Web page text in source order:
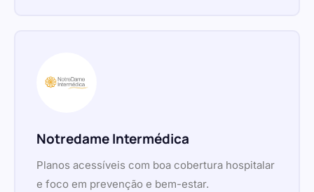
Notredame Intermédica
Planos acessíveis com boa cobertura hospitalar
e foco em prevenção e bem-estar.